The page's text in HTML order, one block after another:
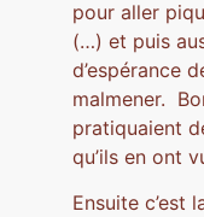
pour aller
(…) et puis
d’espérance
malmener.
pratiquaient
qu’ils en ont
Ensuite c’est